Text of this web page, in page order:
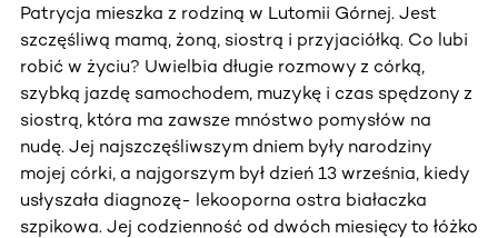
Patrycja mieszka z rodziną w Lutomii Górnej. Jest
szczęśliwą mamą, żoną, siostrą i przyjaciółką. Co lubi
robić w życiu? Uwielbia długie rozmowy z córką,
szybką jazdę samochodem, muzykę i czas spędzony z
siostrą, która ma zawsze mnóstwo pomysłów na
nudę. Jej najszczęśliwszym dniem były narodziny
mojej córki, a najgorszym był dzień 13 września, kiedy
usłyszała diagnozę- lekooporna ostra białaczka
szpikowa. Jej codzienność od dwóch miesięcy to łóżko